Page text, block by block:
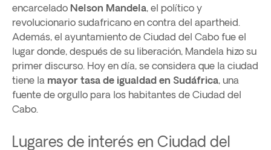
encarcelado Nelson Mandela, el político y
revolucionario sudafricano en contra del apartheid.
Además, el ayuntamiento de Ciudad del Cabo fue el
lugar donde, después de su liberación, Mandela hizo su
primer discurso. Hoy en día, se considera que la ciudad
tiene la mayor tasa de igualdad en Sudáfrica, una
fuente de orgullo para los habitantes de Ciudad del
Cabo.
Lugares de interés en Ciudad del